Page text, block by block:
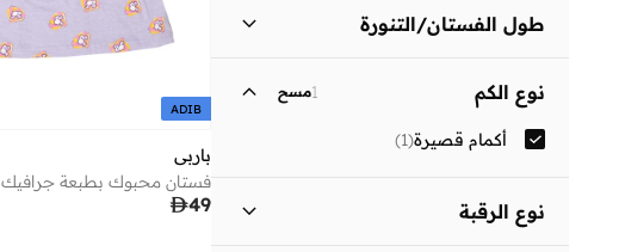
انطلق
طول الفستان/التنورة
نوع الكم 1مسح
أكمام قصيرة(
1
)
نوع الرقبة
ADIB
باربي
فستان محبوك بطبعة جرافيك
49